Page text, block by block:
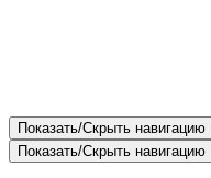
Показать/Скрыть навигацию
Показать/Скрыть навигацию